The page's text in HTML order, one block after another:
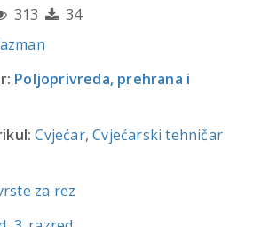
313
34
Poljoprivreda, prehrana i
Cvjećar,Cvjećarski tehničar
za rez